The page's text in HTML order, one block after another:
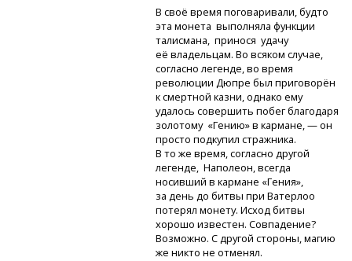
В своё время поговаривали, будто
эта монета выполняла функции
талисмана, принося удачу
её владельцам. Во всяком случае,
согласно легенде, во время
революции Дюпре был приговорён
к смертной казни, однако ему
удалось совершить побег благодаря
золотому «Гению» в кармане, — он
просто подкупил стражника.
В то же время, согласно другой
легенде, Наполеон, всегда
носивший в кармане «Гения»,
за день до битвы при Ватерлоо
потерял монету. Исход битвы
хорошо известен. Совпадение?
Возможно. С другой стороны, магию
же никто не отменял.